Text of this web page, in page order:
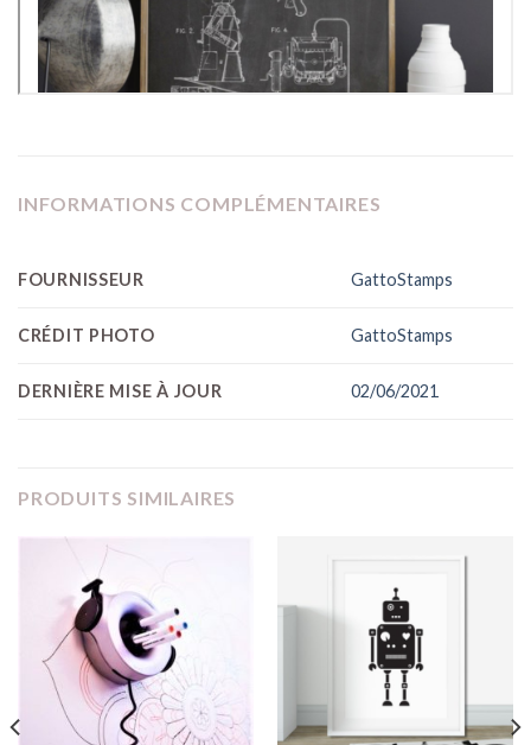
INFORMATIONS COMPLÉMENTAIRES
FOURNISSEUR GattoStamps
CRÉDIT PHOTO GattoStamps
DERNIÈRE MISE À JOUR 02/06/2021
PRODUITS SIMILAIRES